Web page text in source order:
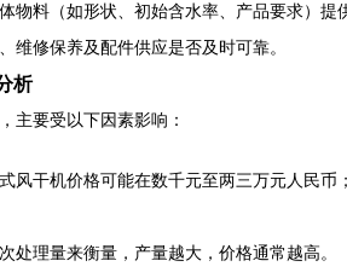
物料（如形状、初始含水率、产品要求）提
维修保养及配件供应是否及时可靠。
析
主要受以下因素影响：
风干机价格可能在数千元至两三万元人民
处理量来衡量，产量越大，价格通常越高。